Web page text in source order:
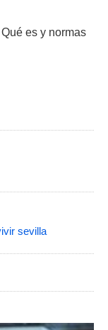
es y normas
sevilla